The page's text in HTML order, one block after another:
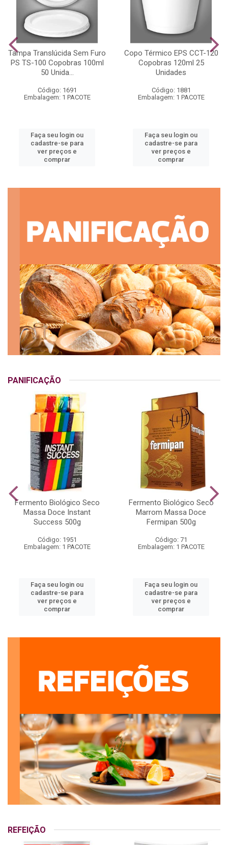
Tampa Translúcida Sem Furo
PS TS-100 Copobras 100ml
50 Unida...
Código: 1691
Embalagem: 1 PACOTE
Faça seu login ou
cadastre-se para
ver preços e
comprar
Copo Térmico EPS CCT-120
Copobras 120ml 25
Unidades
Código: 1881
Embalagem: 1 PACOTE
Faça seu login ou
cadastre-se para
ver preços e
comprar
PANIFICAÇÃO
Fermento Biológico Seco
Massa Doce Instant
Success 500g
Código: 1951
Embalagem: 1 PACOTE
Faça seu login ou
cadastre-se para
ver preços e
comprar
Fermento Biológico Seco
Marrom Massa Doce
Fermipan 500g
Código: 71
Embalagem: 1 PACOTE
Faça seu login ou
cadastre-se para
ver preços e
comprar
REFEIÇÃO